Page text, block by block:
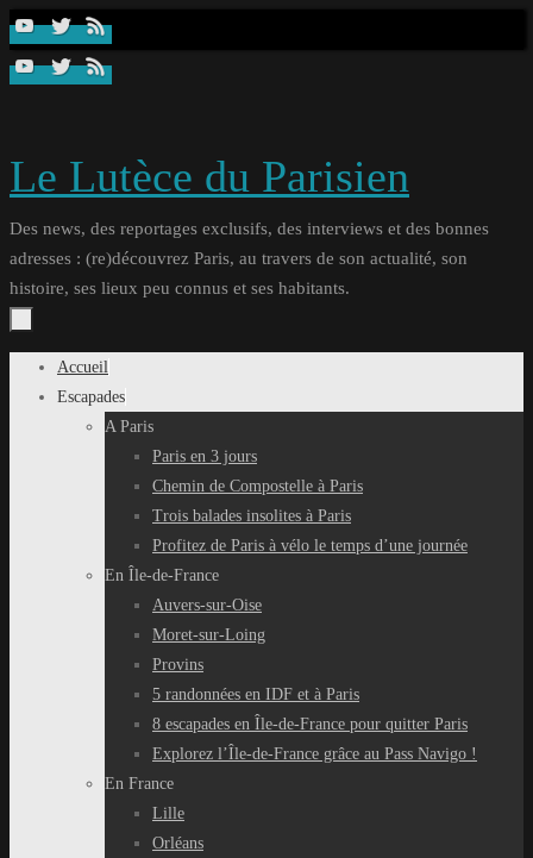
Passer
contenu
Le Lutèce du Parisien
Des news, des reportages exclusifs, des interviews et des bonnes
adresses : (re)découvrez Paris, au travers de son actualité, son
histoire, ses lieux peu connus et ses habitants.
Passer
Accueil
Escapades
A Paris
Paris en 3 jours
Chemin de Compostelle à Paris
Trois balades insolites à Paris
Profitez de Paris à vélo le temps d’une journée
En Île-de-France
Auvers-sur-Oise
Moret-sur-Loing
Provins
5 randonnées en IDF et à Paris
8 escapades en Île-de-France pour quitter Paris
Explorez l’Île-de-France grâce au Pass Navigo !
En France
Lille
Orléans